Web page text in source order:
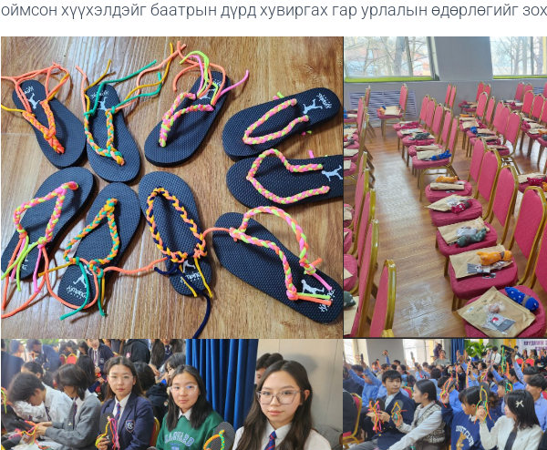
оймсон хүүхэлдэйг баатрын дүрд хувиргах гар урлалын өдөрлөгийг